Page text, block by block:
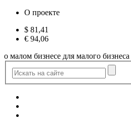
О проекте
$ 81,41
€ 94,06
о малом бизнесе для малого бизнеса